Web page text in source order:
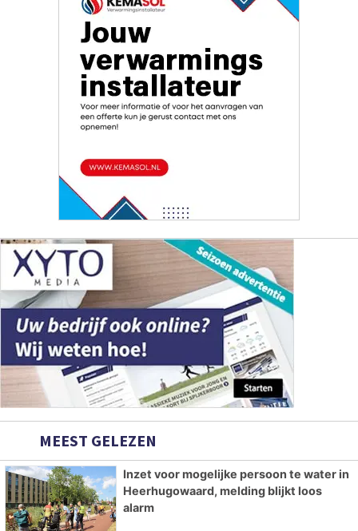
MEEST GELEZEN
Inzet voor mogelijke persoon te water in
Heerhugowaard, melding blijkt loos
alarm